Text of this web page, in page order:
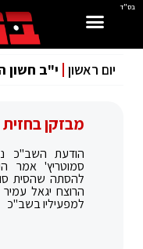
בס"ד
יום ראשון י"ב
מבזקן בחזית
הודעת השב"כ
סמוטריץ' אמר
להסתה שהסית
הרוצח יגאל
למפעיליו בשב"כ